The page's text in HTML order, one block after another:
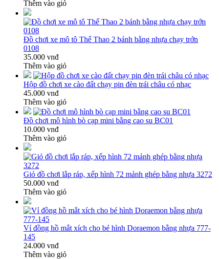
Thêm vào giỏ
Đồ chơi xe mô tô Thể Thao 2 bánh bằng nhựa chạy trớn
0108
35.000 vnđ
Thêm vào giỏ
Hộp đồ chơi xe cào đất chạy pin đèn trái châu có nhạc
45.000 vnđ
Thêm vào giỏ
Đồ chơi mô hình bò cạp mini bằng cao su BC01
10.000 vnđ
Thêm vào giỏ
Giỏ đồ chơi lắp ráp, xếp hình 72 mảnh ghép bằng nhựa 3272
50.000 vnđ
Thêm vào giỏ
Vỉ đồng hồ mắt xích cho bé hình Doraemon bằng nhựa 777-
145
24.000 vnđ
Thêm vào giỏ